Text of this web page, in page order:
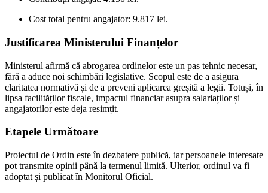
Cost total pentru angajator: 9.817 lei.
Justificarea Ministerului Finanțelor
Ministerul afirmă că abrogarea ordinelor este un pas tehnic necesar,
fără a aduce noi schimbări legislative. Scopul este de a asigura
claritatea normativă și de a preveni aplicarea greșită a legii. Totuși, în
lipsa facilităților fiscale, impactul financiar asupra salariaților și
angajatorilor este deja resimțit.
Etapele Următoare
Proiectul de Ordin este în dezbatere publică, iar persoanele interesate
pot transmite opinii până la termenul limită. Ulterior, ordinul va fi
adoptat și publicat în Monitorul Oficial.